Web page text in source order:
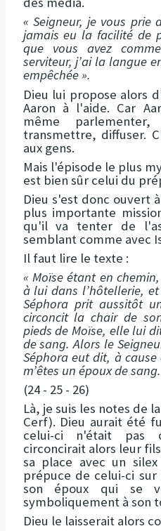
« Seigneur, je vous prie
jamais eu la facilité de
que vous avez
serviteur, j’ai la langue
empêchée ».
Dieu lui propose alors
Aaron à l'aide. Car
même parlementer,
transmettre, diffuser.
aux gens.
Mais l'épisode le plus
est bien sûr celui du
Dieu s'est donc ouvert
plus importante
qu'il va tenter de
semblant comme avec
Il faut lire le texte :
« Moïse étant en
à lui dans l’hôtellerie,
Séphora prit aussitôt
circoncit la chair de
pieds de Moïse, elle lui
de sang. Alors le
Séphora eut dit, à
m’êtes un époux de
(24 - 25 - 26)
Là, je suis les notes de
Cerf). Dieu aurait été
celui-ci n'était pas
circoncirait alors leur
sa place avec un
prépuce de celui-ci
son époux qui se
symboliquement à son
Dieu le laisserait alors